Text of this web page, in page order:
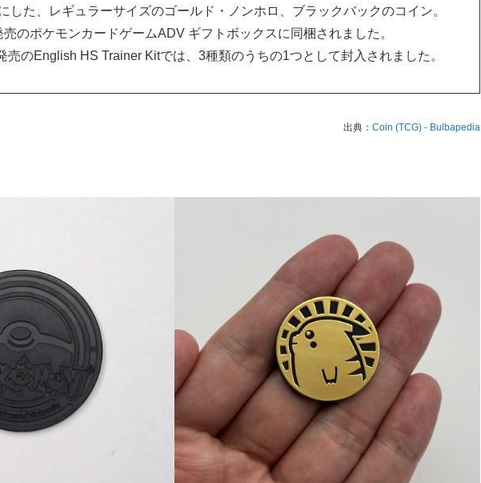
した、レギュラーサイズのゴールド・ノンホロ、ブラックバックのコイン。
のポケモンカードゲームADV ギフトボックスに同梱されました。
売のEnglish HS Trainer Kitでは、3種類のうちの1つとして封入されました。
出典： Coin (TCG) - Bulbapedia